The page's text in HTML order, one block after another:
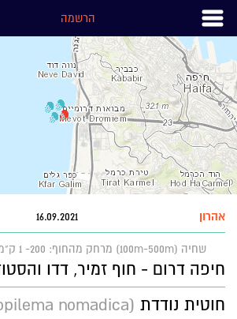
הרשמה
אהרון 16.09.2021
שחיה (100m-500m) מרחק מהחוף: 200- 1 ק"מ
חיפה דרום - חוף זמיר, דדו
חוטית נודדת (Rhopilema nomadica)